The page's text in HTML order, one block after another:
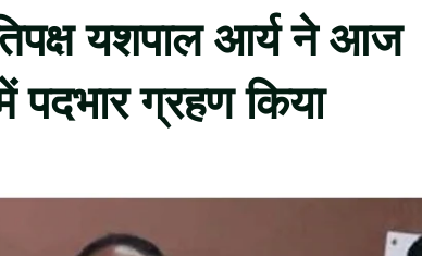
यशपाल आर्य ने आज
ग्रहण किया